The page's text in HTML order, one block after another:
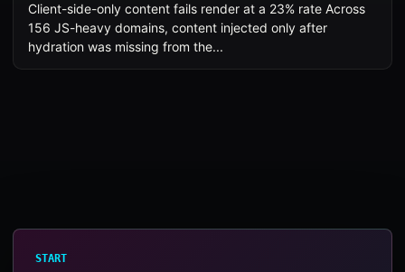
Client-side-only content fails render at a 23% rate Across
156 JS-heavy domains, content injected only after
hydration was missing from the...
START